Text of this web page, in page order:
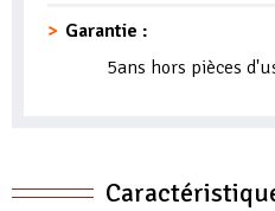
Garantie :
5ans hors pièces